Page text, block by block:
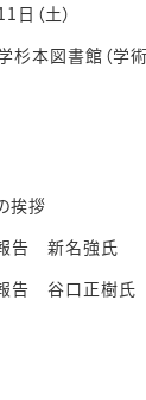
（土）
図書館（学術
挨拶
告 新名強氏
告 谷口正樹氏